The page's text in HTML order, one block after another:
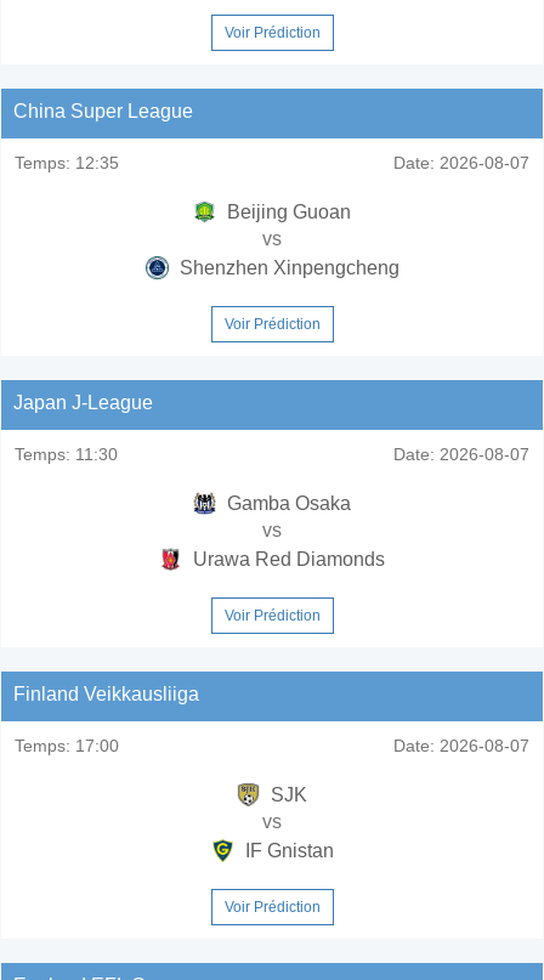
Voir Prédiction
China Super League
Temps: 12:35 Date: 2026-08-07
Beijing Guoan
vs
Shenzhen Xinpengcheng
Voir Prédiction
Japan J-League
Temps: 11:30 Date: 2026-08-07
Gamba Osaka
vs
Urawa Red Diamonds
Voir Prédiction
Finland Veikkausliiga
Temps: 17:00 Date: 2026-08-07
SJK
vs
IF Gnistan
Voir Prédiction